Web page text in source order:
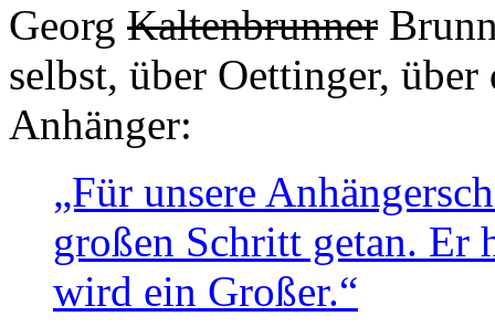
Georg Kaltenbrunner
selbst, über Oettinger,
Anhänger:
„Für unsere
großen Schritt getan. Er
wird ein Großer.“